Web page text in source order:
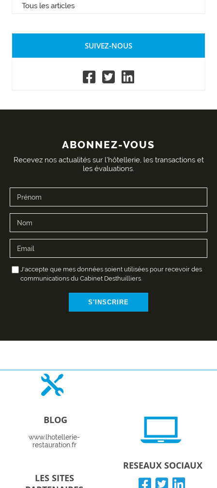
Tous les articles
SUIVEZ-NOUS
ABONNEZ-VOUS
Recevez nos actualités sur l'hôtellerie, les transactions et
les évaluations.
J'accepte que mes données soient utilisées pour recevoir des
communications du Cabinet Desthuilliers.
S'INSCRIRE
BLOG
www.lhotellerie-
restauration.fr
LES SITES
RESEAUX SOCIAUX